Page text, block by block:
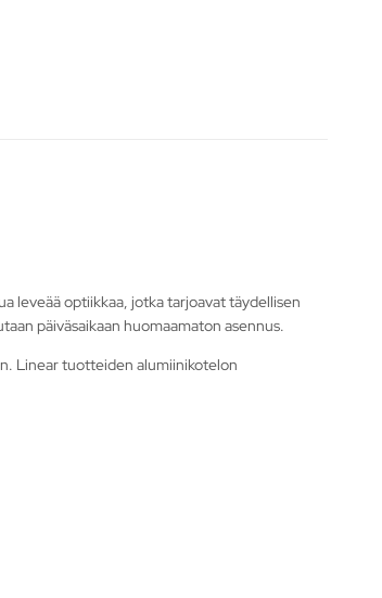
leveää optiikkaa, jotka tarjoavat täydellisen
päiväsaikaan huomaamaton asennus.
Linear tuotteiden alumiinikotelon